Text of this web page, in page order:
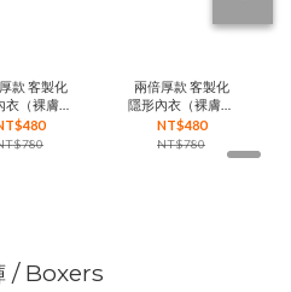
款 客製化
衣（裸膚／
粉膚）
兩倍厚款 客製化
隱形內衣（裸膚／
粉膚）
NT$480
NT$780
/ Boxers